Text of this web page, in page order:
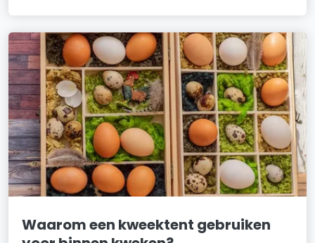
Waarom een kweektent gebruiken